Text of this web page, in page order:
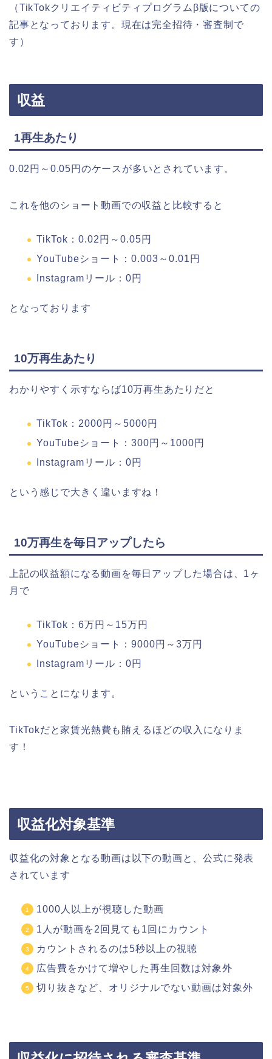
（TikTokクリエイティビティプログラムβ版についての
記事となっております。現在は完全招待・審査制で
す）
収益
1再生あたり
0.02円～0.05円のケースが多いとされています。
これを他のショート動画での収益と比較すると
TikTok：0.02円～0.05円
YouTubeショート：0.003～0.01円
Instagramリール：0円
となっております
10万再生あたり
わかりやすく示すならば10万再生あたりだと
TikTok：2000円～5000円
YouTubeショート：300円～1000円
Instagramリール：0円
という感じで大きく違いますね！
10万再生を毎日アップしたら
上記の収益額になる動画を毎日アップした場合は、1ヶ
月で
TikTok：6万円～15万円
YouTubeショート：9000円～3万円
Instagramリール：0円
ということになります。
TikTokだと家賃光熱費も賄えるほどの収入になりま
す！
収益化対象基準
収益化の対象となる動画は以下の動画と、公式に発表
されています
1000人以上が視聴した動画
1人が動画を2回見ても1回にカウント
カウントされるのは5秒以上の視聴
広告費をかけて増やした再生回数は対象外
切り抜きなど、オリジナルでない動画は対象外